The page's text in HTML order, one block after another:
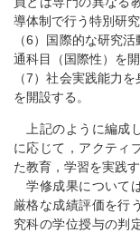
導体制で行う特別研究
（6）国際的な研究
通科目（国際性）を開
（7）社会実践能力
を開設する。
上記のように編成
に応じて，アクティ
た教育，学習を実践す
学修成果について
厳格な成績評価を行
究科の学位授与の判